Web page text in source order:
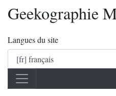
Geekographie
Langues du site